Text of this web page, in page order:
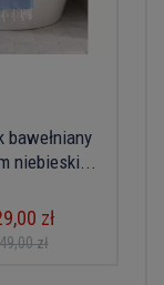
bawełniany
niebieski...
zł
zł